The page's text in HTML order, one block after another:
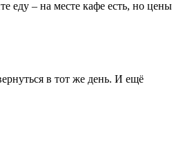
еду – на месте кафе есть, но цены
в тот же день. И ещё